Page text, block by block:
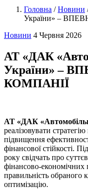
Головна /Новини
України» –
Новини 4 Червня 2026
АТ «ДАК
України» –
КОМПАНІЇ
АТ «ДАК
реалізовувати
підвищення
фінансової стійкості.
року свідчать про
фінансово-економічних
правильність обраного
оптимізацію.